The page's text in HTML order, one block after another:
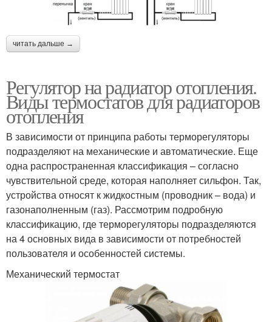
читать дальше →
Регулятор на радиатор отопления.
Виды термостатов для радиаторов
отопления
В зависимости от принципа работы терморегуляторы
подразделяют на механические и автоматические. Еще
одна распространенная классификация – согласно
чувствительной среде, которая наполняет сильфон. Так,
устройства относят к жидкостным (проводник – вода) и
газонаполненным (газ). Рассмотрим подробную
классификацию, где терморегуляторы подразделяются
на 4 основных вида в зависимости от потребностей
пользователя и особенностей системы.
Механический термостат